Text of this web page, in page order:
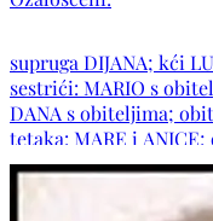
supruga DIJANA; kći
sestrići: MARIO s
DANA s obiteljima;
tetaka: MARE i
MATIJA; šura IVAN s
BABIĆ, BARIŠIĆ,
FORŠPREHER,